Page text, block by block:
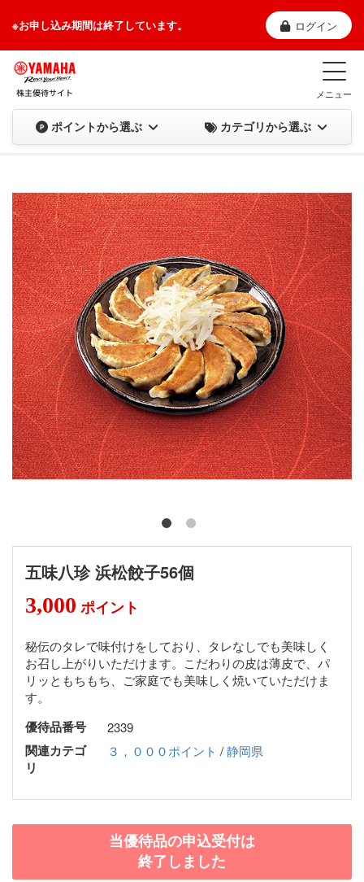
※お申し込み期間は終了しています。 ログイン
メニュー
ポイントから選ぶ カテゴリから選ぶ
五味八珍 浜松餃子56個
3,000 ポイント
秘伝のタレで味付けをしており、タレなしでも美味しく
お召し上がりいただけます。こだわりの皮は薄皮で、パ
リッともちもち、ご家庭でも美味しく焼いていただけま
す。
優待品番号 2339
関連カテゴ
リ
３，０００ポイント /静岡県
当優待品の申込受付は
終了しました